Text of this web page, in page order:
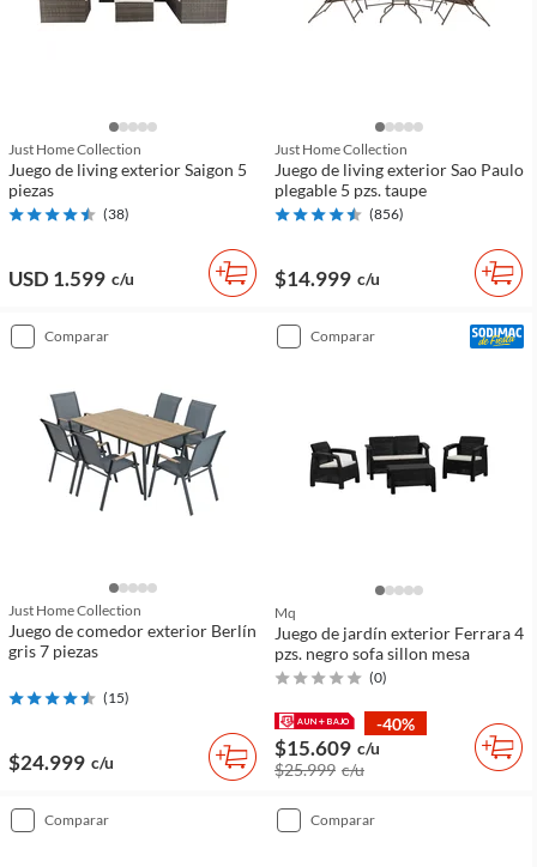
Just Home Collection
Juego de living exterior Saigon 5
piezas
(38)
USD 1.599 c/u
Just Home Collection
Juego de living exterior Sao Paulo
plegable 5 pzs. taupe
(856)
$14.999 c/u
comparar
Just Home Collection
Juego de comedor exterior Berlín
gris 7 piezas
(15)
$24.999 c/u
comparar
Mq
Juego de jardín exterior Ferrara 4
pzs. negro sofa sillon mesa
(0)
-40%
$15.609 c/u
$25.999 c/u
comparar comparar